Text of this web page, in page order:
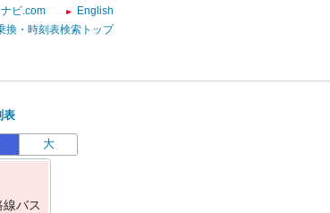
ビ.com
English
換・時刻表検索トップ
表
大
線バス